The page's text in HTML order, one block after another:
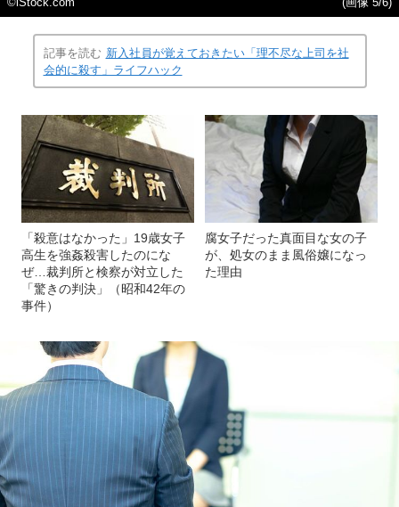
記事を読む 新入社員が覚えておきたい「理不尽な上司を社
会的に殺す」ライフハック
「殺意はなかった」19歳女子
高生を強姦殺害したのにな
ぜ…裁判所と検察が対立した
「驚きの判決」（昭和42年の
事件）
腐女子だった真面目な女の子
が、処女のまま風俗嬢になっ
た理由